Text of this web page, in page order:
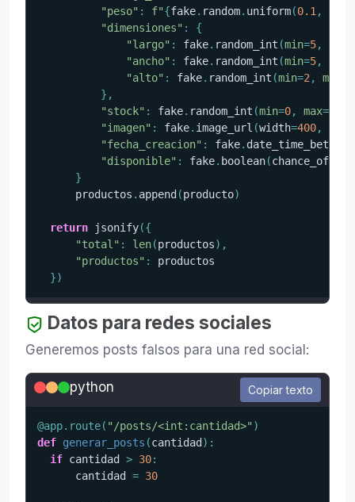
"peso" : f"{fake. random. uniform(0.1,
"dimensiones" :
{
"largo" : fake. random_int (min=5,
"ancho" : fake. random_int (min=5,
"alto" : fake. random_int (min=2, max
} ,
"stock" : fake. random_int (min=0, max=
"imagen" : fake. image_url (width=400,
"fecha_creacion" : fake. date_time_between
"disponible" : fake. boolean(
}
      productos
. append (producto)
return jsonify({
"total" : len(productos) ,
"productos" :
productos
})
Datos para redes sociales
Generemos posts falsos para una red social:
python Copiar texto
@app. route( "/posts/<int:cantidad>" )
def generar_posts (cantidad ) :
if cantidad > 30:
      cantidad
= 30